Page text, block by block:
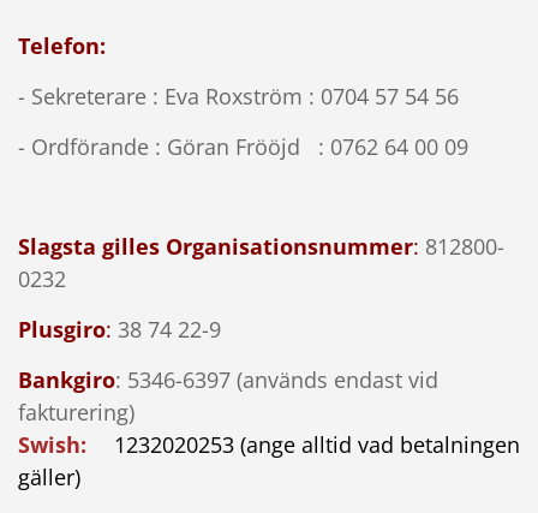
Telefon:
- Sekreterare : Eva Roxström : 0704 57 54 56
- Ordförande : Göran Frööjd : 0762 64 00 09
Slagsta gilles Organisationsnummer: 812800-
0232
Plusgiro: 38 74 22-9
Bankgiro: 5346-6397 (används endast vid
fakturering)
Swish:
1232020253 (ange alltid vad betalningen
gäller)